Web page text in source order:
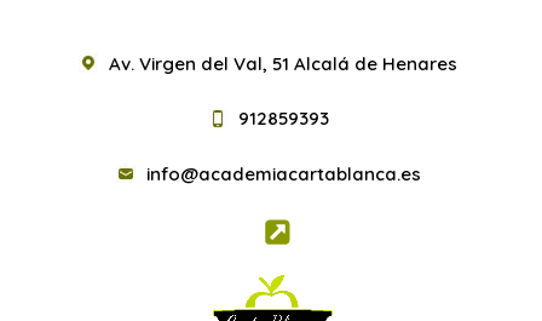
Av. Virgen del Val, 51 Alcalá de Henares
912859393
info@academiacartablanca.es